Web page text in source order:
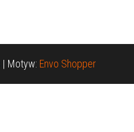
| Motyw: Envo Shopper